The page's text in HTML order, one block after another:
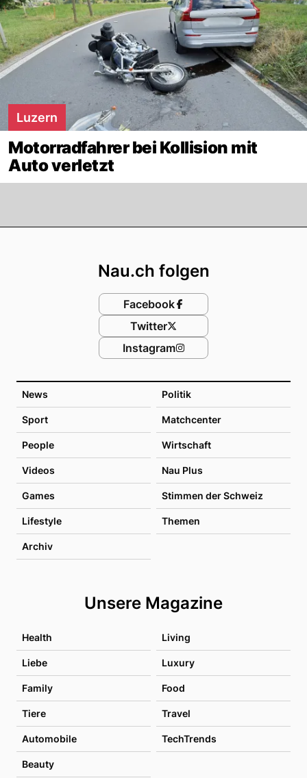
Luzern
Motorradfahrer bei Kollision mit
Auto verletzt
News Politik
Sport Matchcenter
People Wirtschaft
Videos Nau Plus
Games Stimmen der Schweiz
Lifestyle Themen
Archiv
Unsere Magazine
Health Living
Liebe Luxury
Family Food
Tiere Travel
Automobile TechTrends
Beauty
Nau.ch folgen
Facebook
Twitter
Instagram